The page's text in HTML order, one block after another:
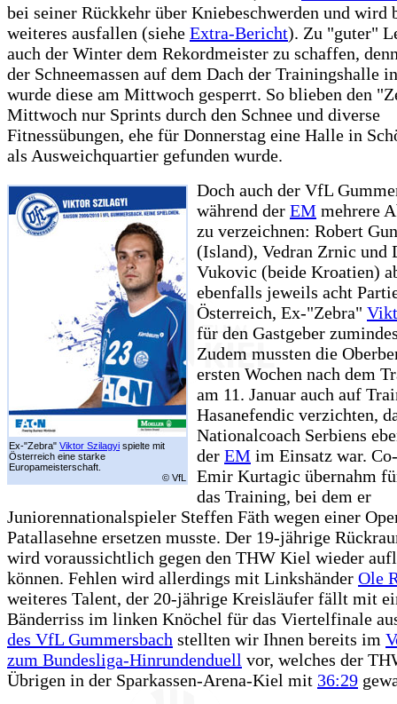
bei seiner Rückkehr über Kniebeschwerden und wird
weiteres ausfallen (siehe Extra-Bericht). Zu "guter"
auch der Winter dem Rekordmeister zu schaffen,
der Schneemassen auf dem Dach der Trainingshalle
wurde diese am Mittwoch gesperrt. So blieben den
Mittwoch nur Sprints durch den Schnee und diverse
Fitnessübungen, ehe für Donnerstag eine Halle in
als Ausweichquartier gefunden wurde.
Ex-"Zebra" Viktor Szilagyi spielte mit
Österreich eine starke
Europameisterschaft.
© VfL
Doch auch der VfL
während der EM mehrere
zu verzeichnen: Robert
(Island), Vedran Zrnic und
Vukovic (beide Kroatien)
ebenfalls jeweils acht
Österreich, Ex-"Zebra"
für den Gastgeber
Zudem mussten die
ersten Wochen nach dem
am 11. Januar auch auf
Hasanefendic verzichten,
Nationalcoach Serbiens
der EM im Einsatz war.
Emir Kurtagic übernahm
das Training, bei dem er
Juniorennationalspieler Steffen Fäth wegen einer
Patallasehne ersetzen musste. Der 19-jährige
wird voraussichtlich gegen den THW Kiel wieder
können. Fehlen wird allerdings mit Linkshänder Ole
weiteres Talent, der 20-jährige Kreisläufer fällt mit
Bänderriss im linken Knöchel für das Viertelfinale
des VfL Gummersbach stellten wir Ihnen bereits im
zum Bundesliga-Hinrundenduell vor, welches der
Übrigen in der Sparkassen-Arena-Kiel mit 36:29